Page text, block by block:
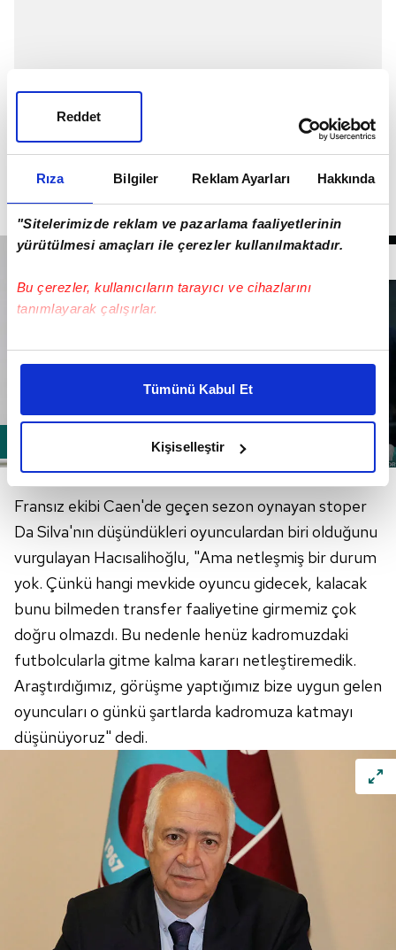
Rıza Bilgiler Reklam Ayarları Hakkında
"Sitelerimizde reklam ve pazarlama faaliyetlerinin
yürütülmesi amaçları ile çerezler kullanılmaktadır.
Bu çerezler, kullanıcıların tarayıcı ve cihazlarını
tanımlayarak çalışırlar.
Bu çerezlere izin vermeniz halinde sizlere özel
daha iyi reklam deneyimi yaşatabiliriz. Bunu yaparken
amacımızın size daha iyi bir reklam deneyimi sunmak
elimizden gelen çabayı gösterdiğimizi ve bu noktada,
kalemimiz olduğunu sizlere hatırlatmak isteriz.
Her halükârda, kullanıcılar, bu çerezlere izin vermedikleri
takdirde, kullanıcılara hedefli reklamlar
gösterilmeyecektir."
Sizlere daha iyi bir hizmet sunabilmek için İnternet
Sitemizde kendimize ve üçüncü kişilere ait çerezler
kullanılmaktadır. Bu çerezler vasıtasıyla çeşitli kişisel
verileriniz işlenmekte olup gerekli olan çerezler bilgi
toplumu hizmetlerinin sunulması amacıyla
kullanılmaktadır. Diğer çerezler, sitemizin daha işlevsel
kılınması ve kişiselleştirilmesi ve sizlere yönelik
reklam/pazarlama faaliyetlerinin yapılması, amaçlarıyla
sınırlı olarak açık rızanız dahilinde kullanılacaktır.
Çerezlere ilişkin tercihlerinizi aşağıda yer alan panel
vasıtasıyla belirleyebilirsiniz. Çerezlere ilişkin detaylı bilgi
için Ayarlar butonuna tıklayabilir,Çerez Bilgilendirme
Metnimizi
ziyaret edebilirsiniz.
6698 sayılı Kişisel Verilerin Korunması Kanunu uyarınca
Tümünü Kabul Et
Kişiselleştir
Reddet
Fransız ekibi Caen'de geçen sezon oynayan stoper
Da Silva'nın düşündükleri oyunculardan biri olduğunu
vurgulayan Hacısalihoğlu, "Ama netleşmiş bir durum
yok. Çünkü hangi mevkide oyuncu gidecek, kalacak
bunu bilmeden transfer faaliyetine girmemiz çok
doğru olmazdı. Bu nedenle henüz kadromuzdaki
futbolcularla gitme kalma kararı netleştiremedik.
Araştırdığımız, görüşme yaptığımız bize uygun gelen
oyuncuları o günkü şartlarda kadromuza katmayı
düşünüyoruz" dedi.